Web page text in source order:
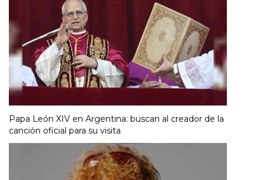
Papa León XIV en Argentina: buscan al creador de la
canción oficial para su visita